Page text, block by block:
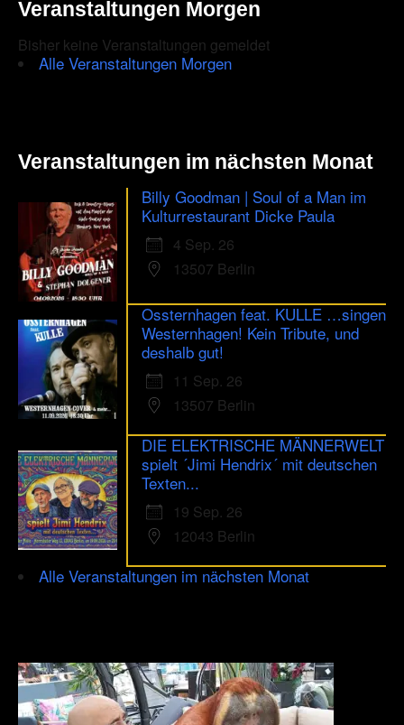
Veranstaltungen Morgen
Bisher keine Veranstaltungen gemeldet
Alle Veranstaltungen Morgen
Veranstaltungen im nächsten Monat
Billy Goodman | Soul of a Man im
Kulturrestaurant Dicke Paula
4 Sep. 26
13507 Berlin
Ossternhagen feat. KULLE …singen
Westernhagen! Kein Tribute, und
deshalb gut!
11 Sep. 26
13507 Berlin
DIE ELEKTRISCHE MÄNNERWELT
spielt ´Jimi Hendrix´ mit deutschen
Texten...
19 Sep. 26
12043 Berlin
Alle Veranstaltungen im nächsten Monat